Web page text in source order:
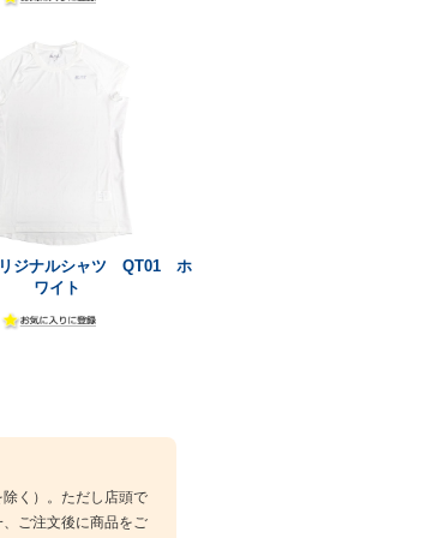
ジナルシャツ QT01 ホ
ワイト
く）。ただし店頭で
ご注文後に商品をご